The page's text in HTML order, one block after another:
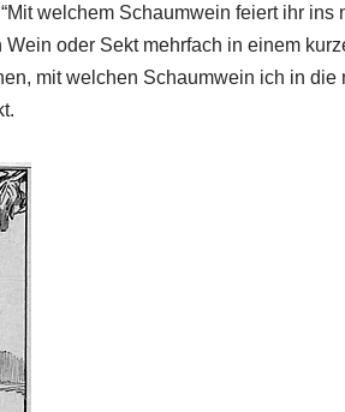
welchem Schaumwein feiert ihr ins
oder Sekt mehrfach in einem
mit welchen Schaumwein ich in die